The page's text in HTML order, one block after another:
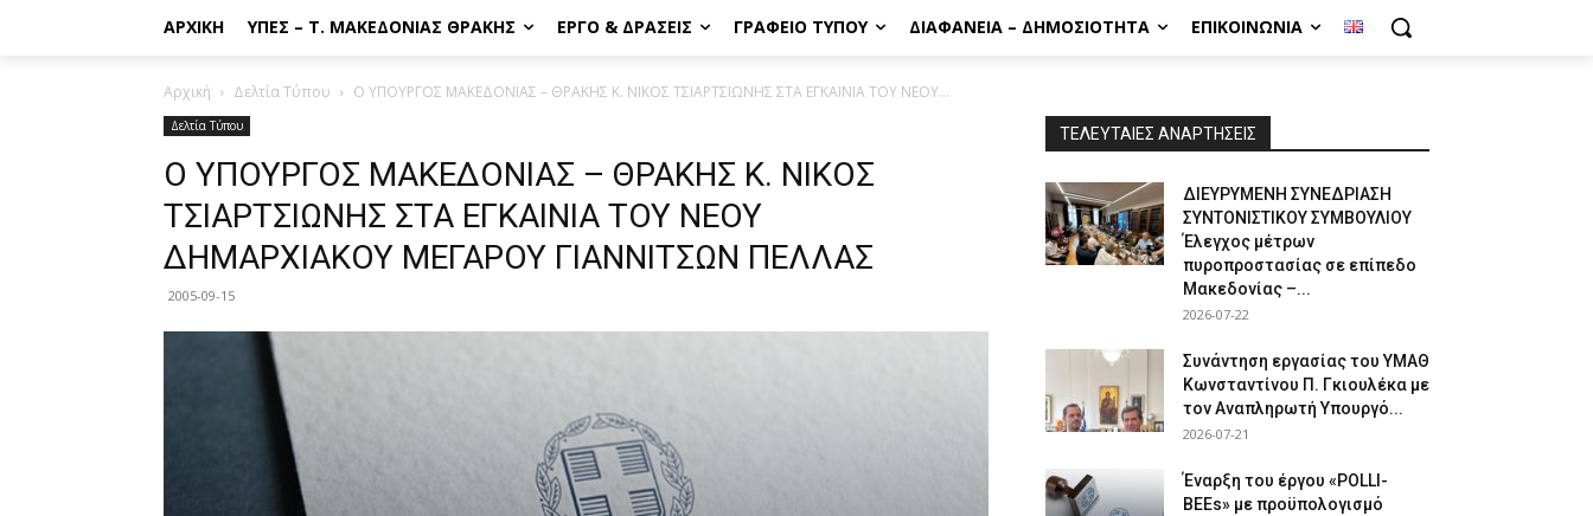
ΑΡΧΙΚΉ ΥΠΕΣ – Τ. ΜΑΚΕΔΟΝΊΑΣ ΘΡΆΚΗΣ ΈΡΓΟ & ΔΡΆΣΕΙΣ ΓΡΑΦΕΊΟ ΤΎΠΟΥ ΔΙΑΦΆΝΕΙΑ – ΔΗΜΟΣΙΌΤΗΤΑ ΕΠΙΚΟΙΝΩΝΊΑ
Αρχική Δελτία Τύπου Ο ΥΠΟΥΡΓΟΣ ΜΑΚΕΔΟΝΙΑΣ – ΘΡΑΚΗΣ Κ. ΝΙΚΟΣ ΤΣΙΑΡΤΣΙΩΝΗΣ ΣΤΑ ΕΓΚΑΙΝΙΑ ΤΟΥ ΝΕΟΥ...
Δελτία Τύπου
Ο ΥΠΟΥΡΓΟΣ ΜΑΚΕΔΟΝΙΑΣ – ΘΡΑΚΗΣ Κ. ΝΙΚΟΣ
ΤΣΙΑΡΤΣΙΩΝΗΣ ΣΤΑ ΕΓΚΑΙΝΙΑ ΤΟΥ ΝΕΟΥ
ΔΗΜΑΡΧΙΑΚΟΥ ΜΕΓΑΡΟΥ ΓΙΑΝΝΙΤΣΩΝ ΠΕΛΛΑΣ
2005-09-15
ΤΕΛΕΥΤΑΙΕΣ ΑΝΑΡΤΗΣΕΙΣ
ΔΙΕΥΡΥΜΕΝΗ ΣΥΝΕΔΡΙΑΣΗ
ΣΥΝΤΟΝΙΣΤΙΚΟΥ ΣΥΜΒΟΥΛΙΟΥ
Έλεγχος μέτρων
πυροπροστασίας σε επίπεδο
Μακεδονίας –...
2026-07-22
Συνάντηση εργασίας του ΥΜΑΘ
Κωνσταντίνου Π. Γκιουλέκα με
τον Αναπληρωτή Υπουργό...
2026-07-21
Έναρξη του έργου «POLLI-
BEEs» με προϋπολογισμό